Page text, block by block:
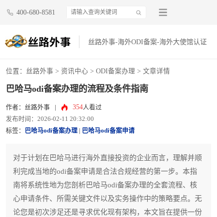
400-680-8581
丝路外事-海外ODI备案-海外大使馆认证
位置： 丝路外事 > 资讯中心 > ODI备案办理 > 文章详情
巴哈马odi备案办理的流程及条件指南
作者：丝路外事 354人看过
发布时间：2026-02-11 20:32:00
标签：
巴哈马odi备案办理 巴哈马odi备案申请
对于计划在巴哈马进行海外直接投资的企业而言，理解并顺
利完成当地的odi备案申请是合法合规经营的第一步。本指
南将系统性地为您剖析巴哈马odi备案办理的全套流程、核
心申请条件、所需关键文件以及实务操作中的策略要点。无
论您是初次涉足还是寻求优化现有架构，本文旨在提供一份